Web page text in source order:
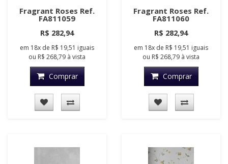
Fragrant Roses Ref.
FA811059
R$ 282,94
em 18x de R$ 19,51 iguais
ou R$ 268,79 à vista
Comprar
Fragrant Roses Ref.
FA811060
R$ 282,94
em 18x de R$ 19,51 iguais
ou R$ 268,79 à vista
Comprar